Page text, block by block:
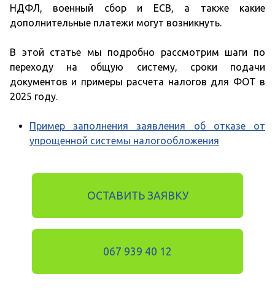
НДФЛ, военный сбор и ЕСВ, а также какие
дополнительные платежи могут возникнуть.
В этой статье мы подробно рассмотрим шаги по
переходу на общую систему, сроки подачи
документов и примеры расчета налогов для ФОТ в
2025 году.
Пример заполнения заявления об отказе от
упрощенной системы налогообложения
ОСТАВИТЬ ЗАЯВКУ
067 939 40 12